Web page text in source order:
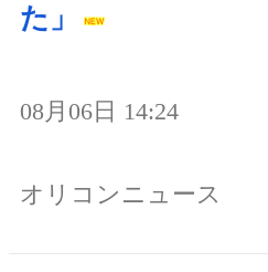
た」
08月06日 14:24
オリコンニュース